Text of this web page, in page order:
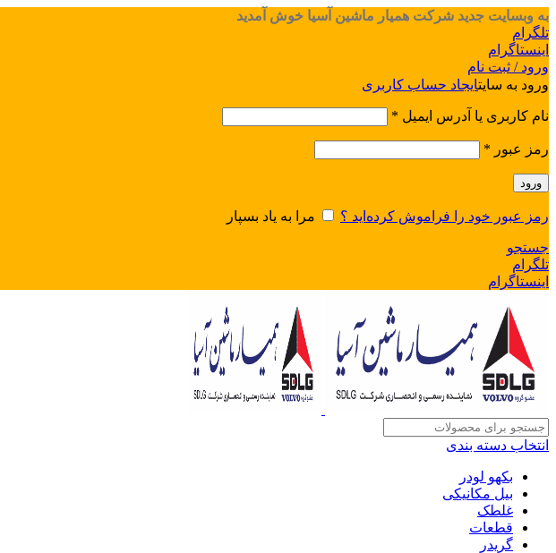
به وبسایت جدید شرکت همیار ماشین آسیا خوش آمدید
تلگرام
اینستاگرام
ورود / ثبت نام
ورود به سایتایجاد حساب کاربری
نام کاربری یا آدرس ایمیل *
رمز عبور *
ورود
رمز عبور خود را فراموش کرده‌اید ؟ مرا به یاد بسپار
جستجو
تلگرام
اینستاگرام
انتخاب دسته بندی
بکهو لودر
بیل مکانیکی
غلطک
قطعات
گریدر